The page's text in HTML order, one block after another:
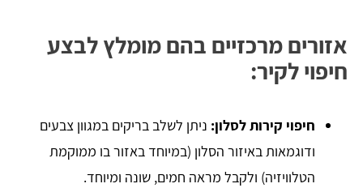
אזורים מרכזיים בהם מומלץ לבצע
חיפוי לקיר:
חיפוי קירות לסלון: ניתן לשלב בריקים במגוון צבעים
ודוגמאות באיזור הסלון (במיוחד באזור בו ממוקמת
הטלוויזיה) ולקבל מראה חמים, שונה ומיוחד.